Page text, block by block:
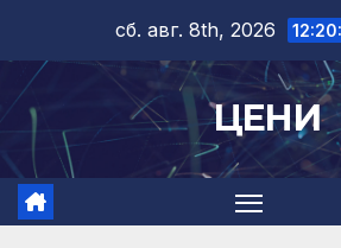
content
сб. авг. 8th, 2026
ЦЕНИ